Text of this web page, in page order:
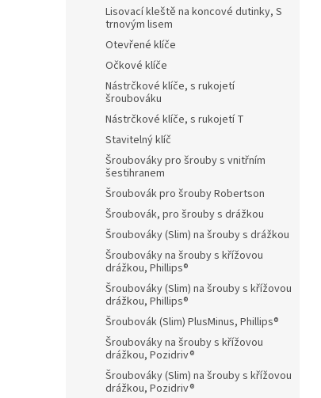
Lisovací kleště na koncové dutinky, S
trnovým lisem
Otevřené klíče
Očkové klíče
Nástrčkové klíče, s rukojetí
šroubováku
Nástrčkové klíče, s rukojetí T
Stavitelný klíč
Šroubováky pro šrouby s vnitřním
šestihranem
Šroubovák pro šrouby Robertson
Šroubovák, pro šrouby s drážkou
Šroubováky (Slim) na šrouby s drážkou
Šroubováky na šrouby s křížovou
drážkou, Phillips®
Šroubováky (Slim) na šrouby s křížovou
drážkou, Phillips®
Šroubovák (Slim) PlusMinus, Phillips®
Šroubováky na šrouby s křížovou
drážkou, Pozidriv®
Šroubováky (Slim) na šrouby s křížovou
drážkou, Pozidriv®